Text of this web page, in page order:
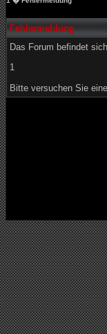
Fehlermeldung
Das Forum befindet
1
Bitte versuchen Sie